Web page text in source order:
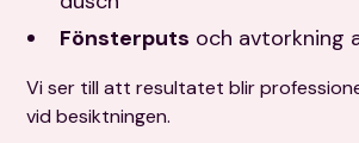
Fönsterputs och avtorkning
Vi ser till att resultatet blir
vid besiktningen.